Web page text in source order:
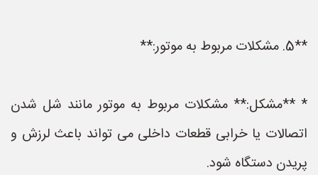
**5. مشکلات مربوط به موتور:**
* **مشکل:** مشکلات مربوط به موتور مانند شل شدن
اتصالات یا خرابی قطعات داخلی می تواند باعث لرزش و
پریدن دستگاه شود.